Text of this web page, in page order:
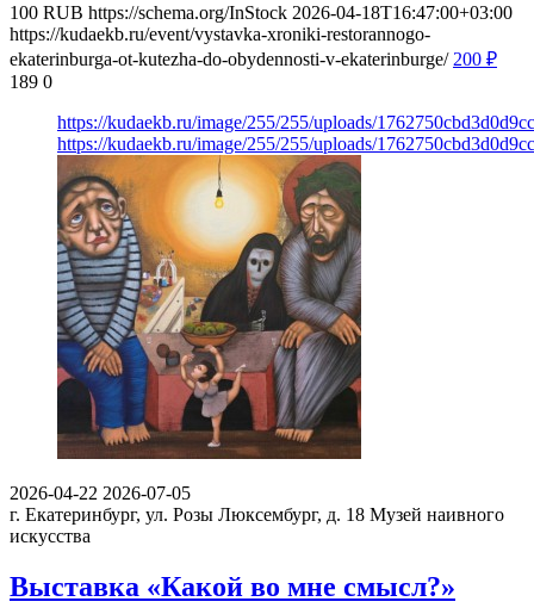
100 RUB https://schema.org/InStock 2026-04-18T16:47:00+03:00
https://kudaekb.ru/event/vystavka-xroniki-restorannogo-
ekaterinburga-ot-kutezha-do-obydennosti-v-ekaterinburge/ 200 ₽
189 0
https://kudaekb.ru/image/255/255/uploads/
https://kudaekb.ru/image/255/255/uploads/
2026-04-22 2026-07-05
г. Екатеринбург, ул. Розы Люксембург, д. 18 Музей наивного
искусства
Выставка «Какой во мне смысл?»